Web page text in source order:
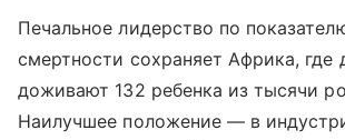
Печальное лидерство по
смертности сохраняет Африка, где
доживают 132 ребенка из тысячи
Наилучшее положение — в